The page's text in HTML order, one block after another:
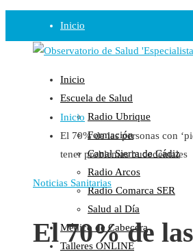
Inicio
Observatorio
Opinión
Radio
Guadalinfo Salud
Radio Guadalete
COPE Pontevedra
Salud en Radio Ubrique
Salud en Verano
Plataforma
Inicio
Escuela de Salud
Radio Ubrique
Formación
Canal Sierra de Cádiz
Radio Arcos
Radio Comarca SER
Salud al Día
Médico de Cabecera
Talleres ONLINE
Inicio
El 70% de las personas con
tener problemas bucodentales
Noticias Sanitarias
El 70% de las